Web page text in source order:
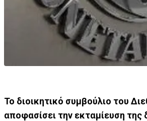
Το διοικητικό συμβούλιο του
αποφασίσει την εκταμίευση